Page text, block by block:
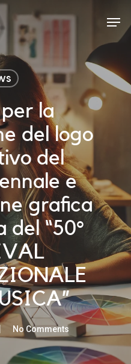
la
del logo
del
e
grafica
del “50°
No Comments